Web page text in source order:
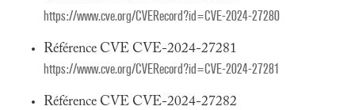
https://www.cve.org/CVERecord?id=CVE-2024-27280
Référence CVE CVE-2024-27281
https://www.cve.org/CVERecord?id=CVE-2024-27281
Référence CVE CVE-2024-27282